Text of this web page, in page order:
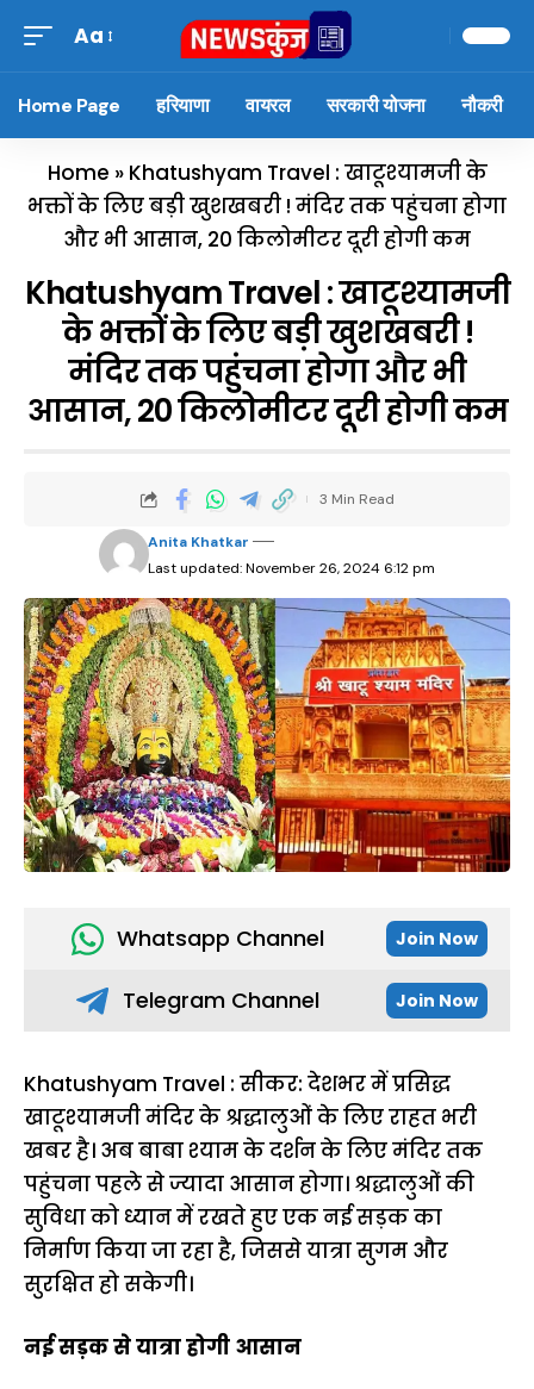
Aa
Home Page हरियाणा वायरल सरकारी योजना नौकरी
Home » Khatushyam Travel : खाटूश्यामजी के
भक्तों के लिए बड़ी खुशखबरी ! मंदिर तक पहुंचना होगा
और भी आसान, 20 किलोमीटर दूरी होगी कम
Khatushyam Travel : खाटूश्यामजी
के भक्तों के लिए बड़ी खुशखबरी !
मंदिर तक पहुंचना होगा और भी
आसान, 20 किलोमीटर दूरी होगी कम
Last updated: November 26, 2024 6:12 pm
Anita Khatkar
3 Min Read
Whatsapp Channel Join Now
Telegram Channel Join Now
Khatushyam Travel : सीकर: देशभर में प्रसिद्ध
खाटूश्यामजी मंदिर के श्रद्धालुओं के लिए राहत भरी
खबर है। अब बाबा श्याम के दर्शन के लिए मंदिर तक
पहुंचना पहले से ज्यादा आसान होगा। श्रद्धालुओं की
सुविधा को ध्यान में रखते हुए एक नई सड़क का
निर्माण किया जा रहा है, जिससे यात्रा सुगम और
सुरक्षित हो सकेगी।
नई सड़क से यात्रा होगी आसान